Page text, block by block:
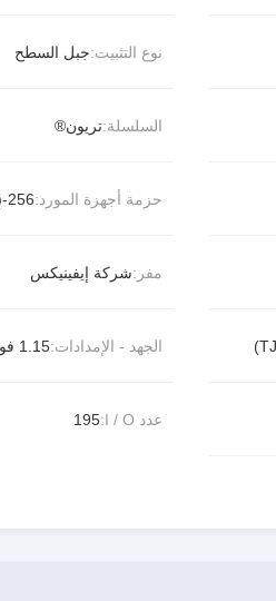
نوع التثبيت:جبل السطح
السلسلة:تريون®
حزمة أجهزة المورد:256-FBGA (13x13)
مفر:شركة إيفينيكس
الجهد - الإمدادات:1.15 فولت ~ 1.25 فولت
عدد I / O: 195